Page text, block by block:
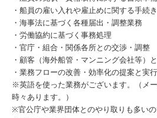
・船員の雇い⼊れや雇⽌めに関する⼿続き
・海事法に基づく各種届出・調整業務
・労働協約に基づく事務処理
・官庁・組合・関係各所との交渉・調整
・顧客（海外船管・マンニング会社等）
・業務フローの改善・効率化の提案と実⾏
※英語を使った業務がございます。（メ
時々あります。）
※官公庁や業界団体とのやり取りも多い